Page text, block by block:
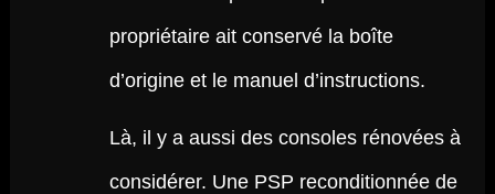
propriétaire ait conservé la boîte
d’origine et le manuel d’instructions.
Là, il y a aussi des consoles rénovées à
considérer. Une PSP reconditionnée de